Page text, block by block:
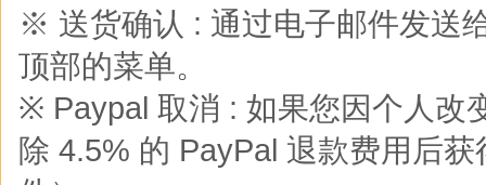
※ 送货确认 : 通过电子邮件发送
顶部的菜单。
※ Paypal 取消 : 如果您因个人改
除 4.5% 的 PayPal 退款费用后